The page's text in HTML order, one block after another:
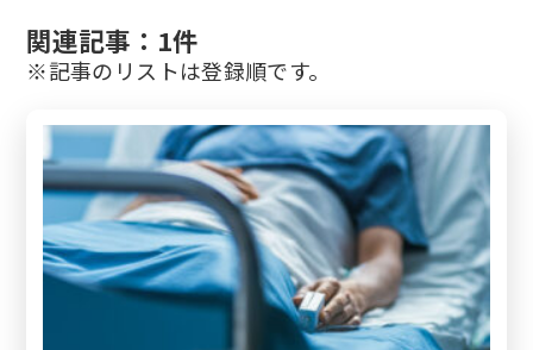
関連記事：1件
※記事のリストは登録順です。